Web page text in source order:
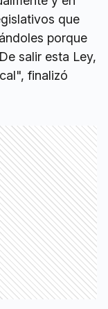
que
porque
salir esta Ley,
finalizó